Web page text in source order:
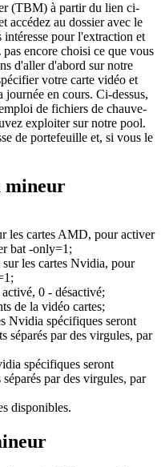
(TBM) à partir du lien ci-
accédez au dossier avec le
pour l'extraction et
encore choisi ce que vous
d'aller d'abord sur notre
votre carte vidéo et
en cours. Ci-dessus,
de fichiers de chauve-
exploiter sur notre pool.
de portefeuille et, si vous le
mineur
les cartes AMD, pour activer
bat -only=1;
les cartes Nvidia, pour
0 - désactivé;
de la vidéo cartes;
Nvidia spécifiques seront
séparés par des virgules, par
spécifiques seront
par des virgules, par
disponibles.